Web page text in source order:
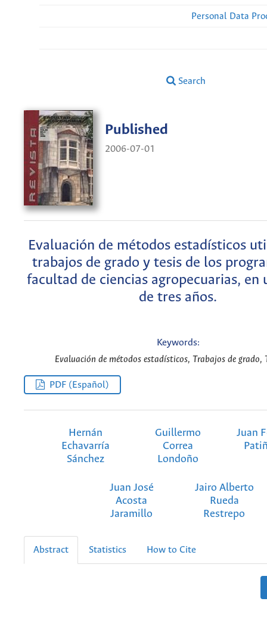
Personal Data
Search
Published
2006-07-01
Evaluación de métodos estadísticos
trabajos de grado y tesis de los
facultad de ciencias agropecuarias, en
de tres años.
Keywords:
Evaluación de métodos estadísticos, Trabajos de grado,
PDF (Español)
Hernán
Echavarría
Sánchez
Guillermo
Correa
Londoño
Juan
Juan José
Acosta
Jaramillo
Jairo Alberto
Rueda
Restrepo
Abstract Statistics How to Cite